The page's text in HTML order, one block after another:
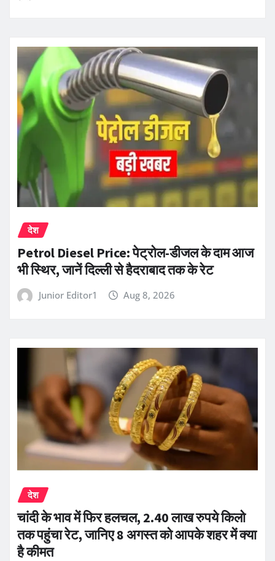
देश
Petrol Diesel Price: पेट्रोल-डीजल के दाम आज
भी स्थिर, जानें दिल्ली से हैदराबाद तक के रेट
Junior Editor1 Aug 8, 2026
देश
चांदी के भाव में फिर हलचल, 2.40 लाख रुपये किलो
तक पहुंचा रेट, जानिए 8 अगस्त को आपके शहर में क्या
है कीमत